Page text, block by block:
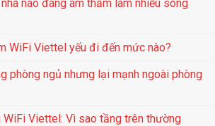
nào đang âm thầm làm nhiễu sóng
WiFi Viettel yếu đi đến mức nào?
phòng ngủ nhưng lại mạnh ngoài phòng
WiFi Viettel: Vì sao tầng trên thường